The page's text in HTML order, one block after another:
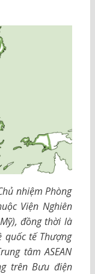
nhiệm Phòng
Viện Nghiên
đồng thời là
quốc tế Thượng
tâm ASEAN
trên Bưu điện